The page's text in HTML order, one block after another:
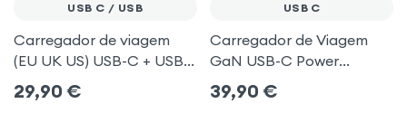
USB C / USB
Carregador de viagem
(EU UK US) USB-C + USB
GaN 45W Carga rápida
PD QC3.0 - Swissten
29,90 €
USB C
Carregador de Viagem
GaN USB-C Power
Delivery 45W com Fichas
Internacionais - 3mk
39,90 €